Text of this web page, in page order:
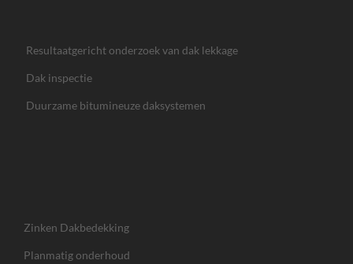
Resultaatgericht onderzoek van dak lekkage
Dak inspectie
Duurzame bitumineuze daksystemen
Zinken Dakbedekking
Planmatig onderhoud